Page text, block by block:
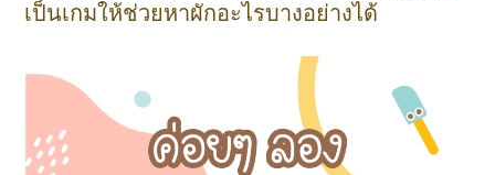
เป็นเกมให้ช่วยหาผักอะไรบางอย่างได้